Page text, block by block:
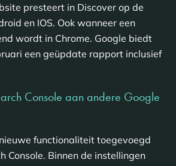
presteert in Discover op de
en IOS. Ook wanneer een
wordt in Chrome. Google biedt
een geüpdate rapport inclusief
Console aan andere Google
functionaliteit toegevoegd
Console. Binnen de instellingen